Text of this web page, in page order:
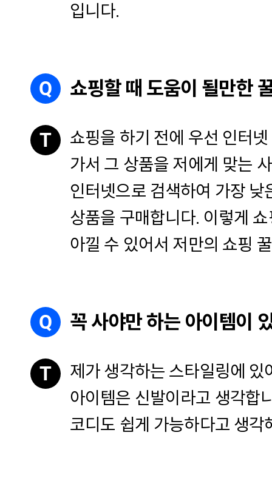
입니다.
Q 쇼핑할 때 도움이 될만한
T
쇼핑을 하기 전에 우선 인터
가서 그 상품을 저에게 맞는
인터넷으로 검색하여 가장 낮
상품을 구매합니다. 이렇게
아낄 수 있어서 저만의 쇼핑
Q 꼭 사야만 하는 아이템이
T
제가 생각하는 스타일링에 있
아이템은 신발이라고 생각합
코디도 쉽게 가능하다고 생